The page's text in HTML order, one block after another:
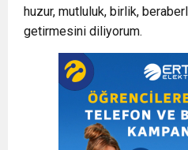
huzur, mutluluk, birlik,
getirmesini diliyorum.